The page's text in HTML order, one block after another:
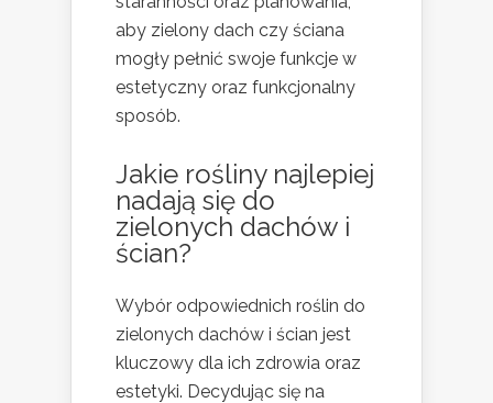
aby zielony dach czy ściana
mogły pełnić swoje funkcje w
estetyczny oraz funkcjonalny
sposób.
Jakie rośliny najlepiej
nadają się do
zielonych dachów i
ścian?
Wybór odpowiednich roślin do
zielonych dachów i ścian jest
kluczowy dla ich zdrowia oraz
estetyki. Decydując się na